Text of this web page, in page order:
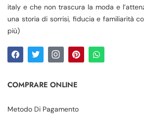
italy e che non trascura la moda e
una storia di sorrisi, fiducia e familiarità
più)
COMPRARE ONLINE
Metodo Di Pagamento